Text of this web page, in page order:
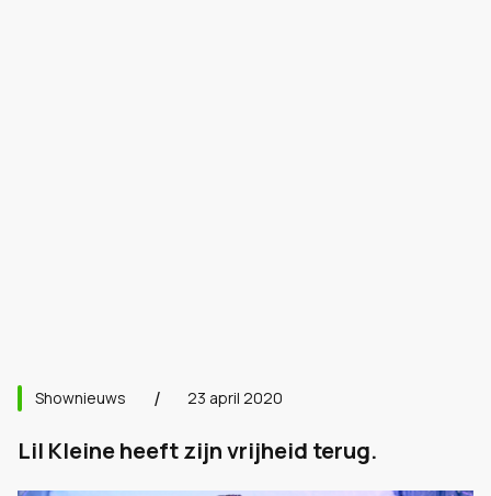
Shownieuws 23 april 2020
Lil Kleine heeft zijn vrijheid terug.